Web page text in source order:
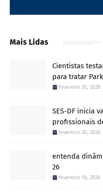
Mais Lidas
Cientistas
para tratar
fevereiro 20, 2026
SES-DF inicia
profissionais
fevereiro 20, 2026
entenda
26
fevereiro 18, 2026